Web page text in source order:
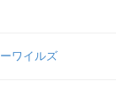
ワイルズ